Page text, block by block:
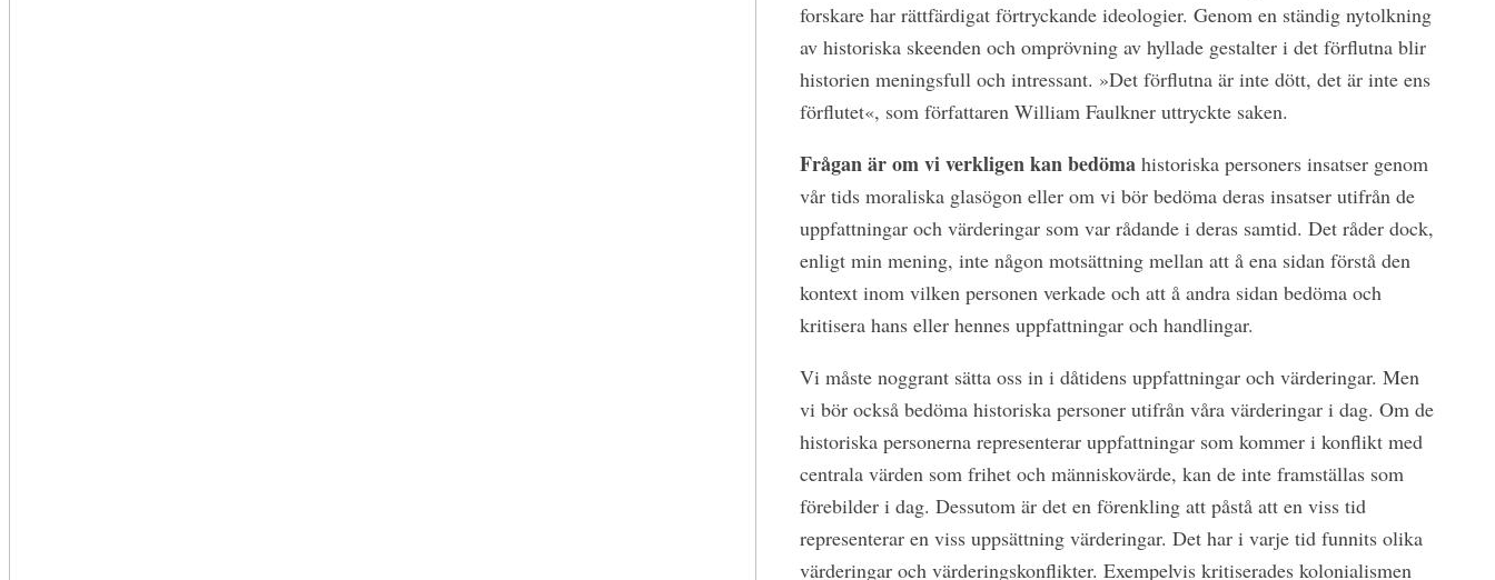
forskare har rättfärdigat förtryckande ideologier. Genom en ständig nytolkning
av historiska skeenden och omprövning av hyllade gestalter i det förflutna blir
historien meningsfull och intressant. »Det förflutna är inte dött, det är inte ens
förflutet«, som författaren William Faulkner uttryckte saken.
Frågan är om vi verkligen kan bedömahistoriska personers insatser genom
vår tids moraliska glasögon eller om vi bör bedöma deras insatser utifrån de
uppfattningar och värderingar som var rådande i deras samtid. Det råder dock,
enligt min mening, inte någon motsättning mellan att å ena sidan förstå den
kontext inom vilken personen verkade och att å andra sidan bedöma och
kritisera hans eller hennes uppfattningar och handlingar.
Vi måste noggrant sätta oss in i dåtidens uppfattningar och värderingar. Men
vi bör också bedöma historiska personer utifrån våra värderingar i dag. Om de
historiska personerna representerar uppfattningar som kommer i konflikt med
centrala värden som frihet och människovärde, kan de inte framställas som
förebilder i dag. Dessutom är det en förenkling att påstå att en viss tid
representerar en viss uppsättning värderingar. Det har i varje tid funnits olika
värderingar och värderingskonflikter. Exempelvis kritiserades kolonialismen